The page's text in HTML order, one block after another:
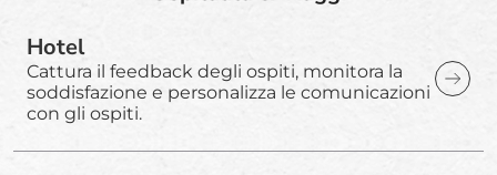
Hotel
Cattura il feedback degli ospiti, monitora la
soddisfazione e personalizza le comunicazioni
con gli ospiti.